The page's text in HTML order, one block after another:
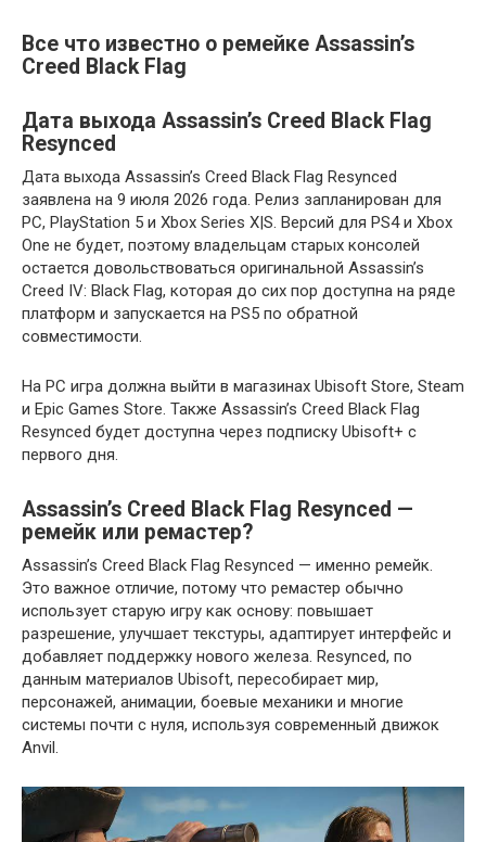
Все что известно о ремейке Assassin’s
Creed Black Flag
Дата выхода Assassin’s Creed Black Flag
Resynced
Дата выхода Assassin’s Creed Black Flag Resynced
заявлена на 9 июля 2026 года. Релиз запланирован для
PC, PlayStation 5 и Xbox Series X|S. Версий для PS4 и Xbox
One не будет, поэтому владельцам старых консолей
остается довольствоваться оригинальной Assassin’s
Creed IV: Black Flag, которая до сих пор доступна на ряде
платформ и запускается на PS5 по обратной
совместимости.
На PC игра должна выйти в магазинах Ubisoft Store, Steam
и Epic Games Store. Также Assassin’s Creed Black Flag
Resynced будет доступна через подписку Ubisoft+ с
первого дня.
Assassin’s Creed Black Flag Resynced —
ремейк или ремастер?
Assassin’s Creed Black Flag Resynced — именно ремейк.
Это важное отличие, потому что ремастер обычно
использует старую игру как основу: повышает
разрешение, улучшает текстуры, адаптирует интерфейс и
добавляет поддержку нового железа. Resynced, по
данным материалов Ubisoft, пересобирает мир,
персонажей, анимации, боевые механики и многие
системы почти с нуля, используя современный движок
Anvil.